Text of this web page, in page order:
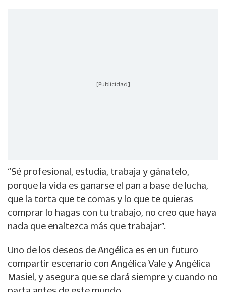
[Publicidad]
“Sé profesional, estudia, trabaja y gánatelo,
porque la vida es ganarse el pan a base de lucha,
que la torta que te comas y lo que te quieras
comprar lo hagas con tu trabajo, no creo que haya
nada que enaltezca más que trabajar”.
Uno de los deseos de Angélica es en un futuro
compartir escenario con Angélica Vale y Angélica
Masiel, y asegura que se dará siempre y cuando no